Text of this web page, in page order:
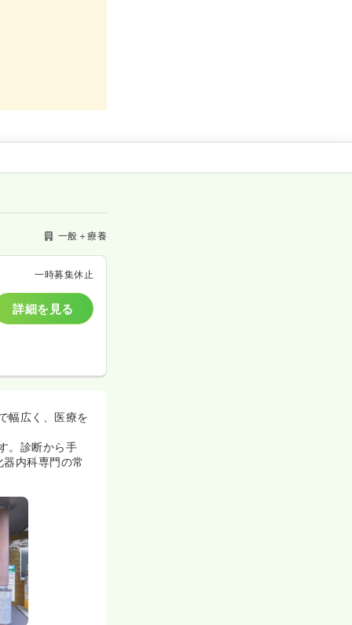
一般＋療養
一時募集休止
詳細を見る
幅広く、医療を
。診断から手
内科専門の常